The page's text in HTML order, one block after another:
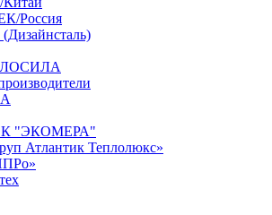
Россия
"ЭКОМЕРА"
Атлантик Теплолюкс»